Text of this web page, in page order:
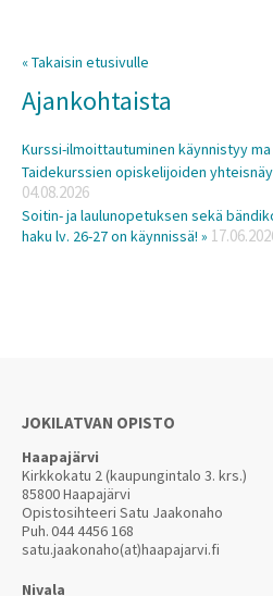
« Takaisin etusivulle
Ajankohtaista
Kurssi-ilmoittautuminen käynnistyy ma
Taidekurssien opiskelijoiden
04.08.2026
Soitin- ja laulunopetuksen sekä
haku lv. 26-27 on käynnissä! »
JOKILATVAN OPISTO
Haapajärvi
Kirkkokatu 2 (kaupungintalo 3. krs.)
85800 Haapajärvi
Opistosihteeri Satu Jaakonaho
Puh.044 4456 168
satu.jaakonaho(at)haapajarvi.fi
Nivala